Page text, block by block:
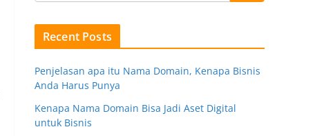
Recent Posts
Penjelasan apa itu Nama Domain, Kenapa Bisnis
Anda Harus Punya
Kenapa Nama Domain Bisa Jadi Aset Digital
untuk Bisnis